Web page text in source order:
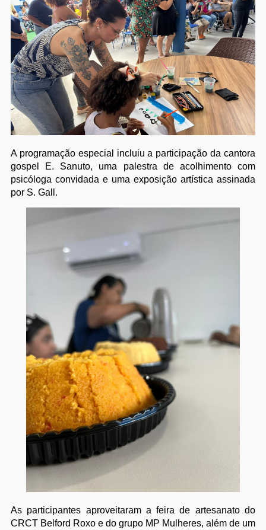
A programação especial incluiu a participação da cantora
gospel E. Sanuto, uma palestra de acolhimento com
psicóloga convidada e uma exposição artística assinada
por S. Gall.
As participantes aproveitaram a feira de artesanato do
CRCT Belford Roxo e do grupo MP Mulheres, além de um